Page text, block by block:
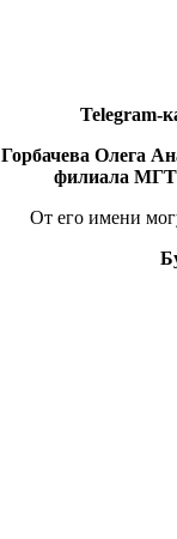
Telegram-
Горбачева Олега
филиала
От его имени